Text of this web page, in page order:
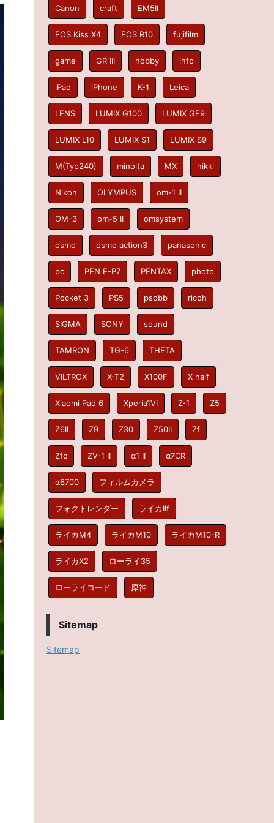
Canon craft EM5II
EOS Kiss X4 EOS R10 fujifilm
game GR III hobby info
iPad iPhone K-1 Leica
LENS LUMIX G100 LUMIX GF9
LUMIX L10 LUMIX S1 LUMIX S9
M(Typ240) minolta MX nikki
Nikon OLYMPUS om-1 II
OM-3 om-5 II omsystem
osmo osmo action3 panasonic
pc PEN E-P7 PENTAX photo
Pocket 3 PS5 psobb ricoh
SIGMA SONY sound
TAMRON TG-6 THETA
VILTROX X-T2 X100F X half
Xiaomi Pad 6 Xperia1VI Z-1 Z5
Z6II Z9 Z30 Z50II Zf
Zfc ZV-1 II α1 II α7CR
α6700 フィルムカメラ
フォクトレンダー ライカIIf
ライカM4 ライカM10 ライカM10-R
ライカX2 ローライ35
ローライコード 原神
Sitemap
Sitemap